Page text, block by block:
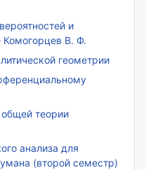
и
Комогорцев В. Ф.
геометрии
теории
анализа для
(второй семестр)